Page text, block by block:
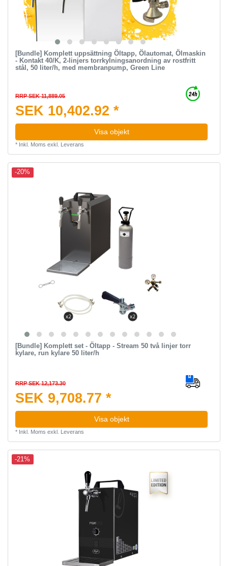
[Bundle] Komplett uppsättning Öltapp, Ölautomat, Ölmaskin
- Kontakt 40/K, 2-linjers torrkylningsanordning av rostfritt
stål, 50 liter/h, med membranpump, Green Line
RRP SEK 11,889.05
SEK 10,402.92 *
Visa objekt
* Inkl. Moms exkl. Leverans
-20%
[Bundle] Komplett set - Öltapp - Stream 50 två linjer torr
kylare, run kylare 50 liter/h
RRP SEK 12,173.30
SEK 9,708.77 *
Visa objekt
* Inkl. Moms exkl. Leverans
-21%